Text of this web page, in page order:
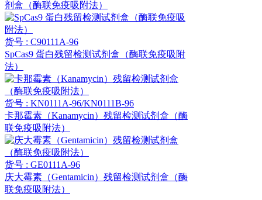
剂盒（酶联免疫吸附法）
货号 : C90111A-96
SpCas9 蛋白残留检测试剂盒（酶联免疫吸附
法）
货号 : KN0111A-96/KN0111B-96
卡那霉素（Kanamycin）残留检测试剂盒（酶
联免疫吸附法）
货号 : GE0111A-96
庆大霉素（Gentamicin）残留检测试剂盒（酶
联免疫吸附法）